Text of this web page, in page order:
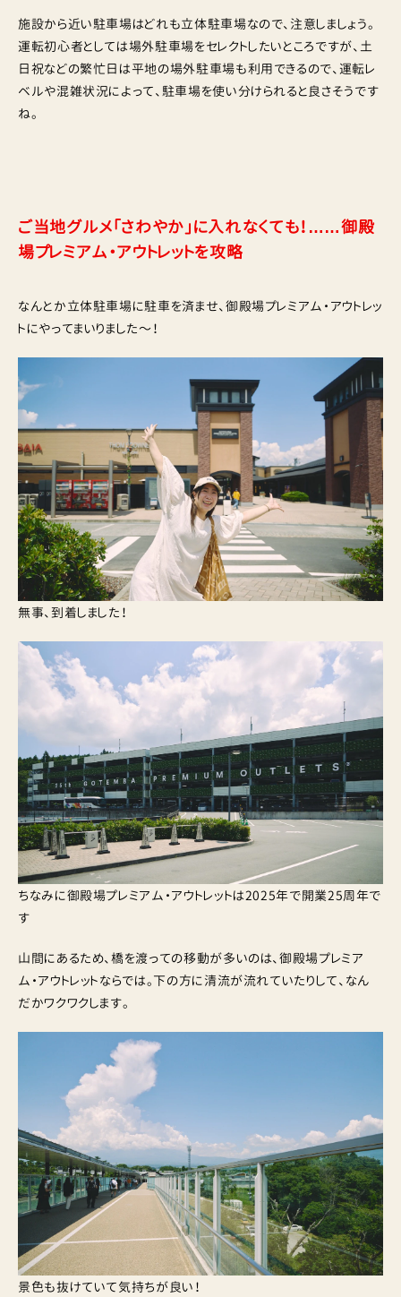
施設から近い駐車場はどれも立体駐車場なので、注意しましょう。
運転初心者としては場外駐車場をセレクトしたいところですが、土
日祝などの繁忙日は平地の場外駐車場も利用できるので、運転レ
ベルや混雑状況によって、駐車場を使い分けられると良さそうです
ね。
ご当地グルメ「さわやか」に入れなくても！……御殿
場プレミアム・アウトレットを攻略
なんとか立体駐車場に駐車を済ませ、御殿場プレミアム・アウトレッ
トにやってまいりました〜！
無事、到着しました！
ちなみに御殿場プレミアム・アウトレットは2025年で開業25周年で
す
山間にあるため、橋を渡っての移動が多いのは、御殿場プレミア
ム・アウトレットならでは。下の方に清流が流れていたりして、なん
だかワクワクします。
景色も抜けていて気持ちが良い！